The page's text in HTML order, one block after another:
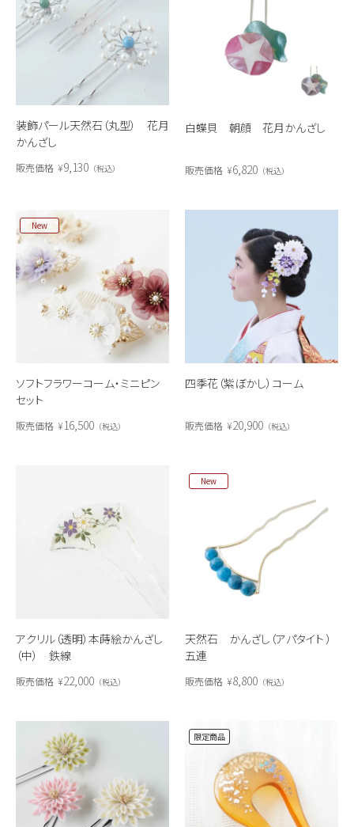
装飾パール天然石（丸型） 花月
かんざし
販売価格 ¥9,130 税込
白蝶貝 朝顔 花月かんざし
販売価格 ¥6,820 税込
ソフトフラワーコーム・ミニピン
セット
New
販売価格 ¥16,500 税込
四季花（紫ぼかし）コーム
販売価格 ¥20,900 税込
アクリル（透明）本蒔絵かんざし
（中） 鉄線
販売価格 ¥22,000 税込
天然石 かんざし（アパタイト ）
五連
New
販売価格 ¥8,800 税込
限定商品